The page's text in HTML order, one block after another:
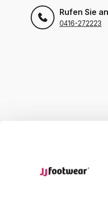
Rufen Sie an
0416-272223